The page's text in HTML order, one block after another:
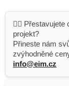
👷‍♂️
projekt?
Přineste nám
zvýhodněné
info@eim.cz